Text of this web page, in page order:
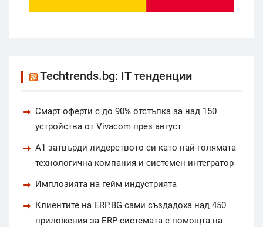
Techtrends.bg: IT тенденции
Смарт оферти с до 90% отстъпка за над 150
устройства от Vivacom през август
А1 затвърди лидерството си като най-голямата
технологична компания и системен интегратор
Имплозията на гейм индустрията
Клиентите на ERP.BG сами създадоха над 450
приложения за ERP системата с помощта на